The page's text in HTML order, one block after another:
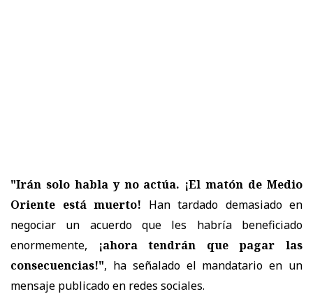
"Irán solo habla y no actúa. ¡El matón de Medio
Oriente está muerto! Han tardado demasiado en
negociar un acuerdo que les habría beneficiado
enormemente, ¡ahora tendrán que pagar las
consecuencias!", ha señalado el mandatario en un
mensaje publicado en redes sociales.